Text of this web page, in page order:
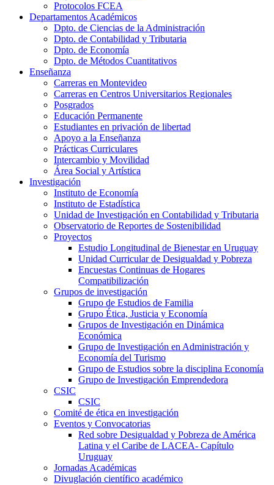
Protocolos FCEA
Departamentos Académicos
Dpto. de Ciencias de la Administración
Dpto. de Contabilidad y Tributaria
Dpto. de Economía
Dpto. de Métodos Cuantitativos
Enseñanza
Carreras en Montevideo
Carreras en Centros Universitarios Regionales
Posgrados
Educación Permanente
Estudiantes en privación de libertad
Apoyo a la Enseñanza
Prácticas Curriculares
Intercambio y Movilidad
Área Social y Artística
Investigación
Instituto de Economía
Instituto de Estadística
Unidad de Investigación en Contabilidad y Tributaria
Observatorio de Reportes de Sostenibilidad
Proyectos
Estudio Longitudinal de Bienestar en Uruguay
Unidad Curricular de Desigualdad y Pobreza
Encuestas Continuas de Hogares
Compatibilización
Grupos de investigación
Grupo de Estudios de Familia
Grupo Ética, Justicia y Economía
Grupos de Investigación en Dinámica
Económica
Grupo de Investigación en Administración y
Economía del Turismo
Grupo de Estudios sobre la disciplina Economía
Grupo de Investigación Emprendedora
CSIC
CSIC
Comité de ética en investigación
Eventos y Convocatorias
Red sobre Desigualdad y Pobreza de América
Latina y el Caribe de LACEA- Capítulo
Uruguay
Jornadas Académicas
Divuglación científico académico